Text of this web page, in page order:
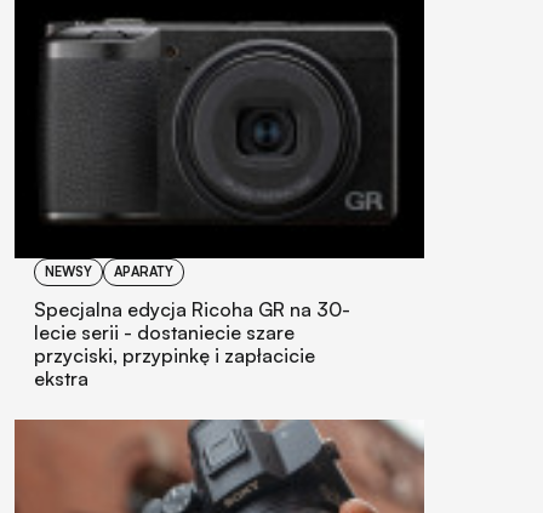
NEWSY APARATY
Specjalna edycja Ricoha GR na 30-
lecie serii - dostaniecie szare
przyciski, przypinkę i zapłacicie
ekstra